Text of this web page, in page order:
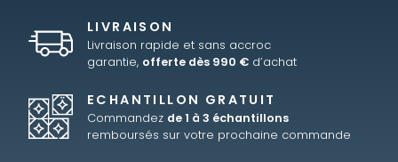
LIVRAISON
Livraison rapide et sans accroc
garantie, offerte dès 990 € d’achat
ECHANTILLON GRATUIT
Commandez de 1 à 3 échantillons
remboursés sur votre prochaine commande